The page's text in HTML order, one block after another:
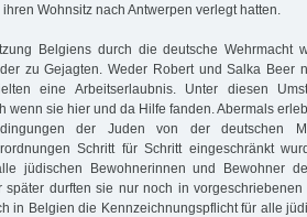
Wohnsitz nach Antwerpen verlegt hatten.
Belgiens durch die deutsche Wehrmacht
zu Gejagten. Weder Robert und Salka Beer
eine Arbeitserlaubnis. Unter diesen
wenn sie hier und da Hilfe fanden. Abermals
der Juden von der deutschen
Schritt für Schritt eingeschränkt
jüdischen Bewohnerinnen und Bewohner
später durften sie nur noch in
in Belgien die Kennzeichnungspflicht für alle